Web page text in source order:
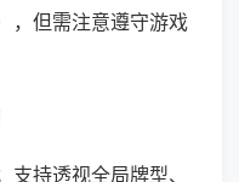
，但需注意遵守游戏
持透视全局牌型、